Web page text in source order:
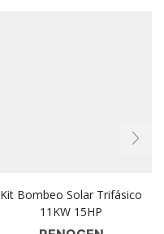
Kit Bombeo Solar Trifásico
11KW 15HP